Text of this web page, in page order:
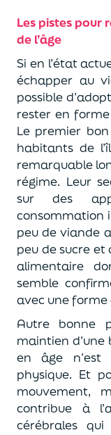
Les pistes pour
de l’âge
Si en l’état
échapper au
possible
rester en
Le premier
habitants de
remarquable
régime. Leur
sur des
consommation
peu de viande
peu de sucre et
alimentaire
semble
avec une forme
Autre bonne
maintien d’une
en âge n’est
physique. Et
mouvement,
contribue à
cérébrales